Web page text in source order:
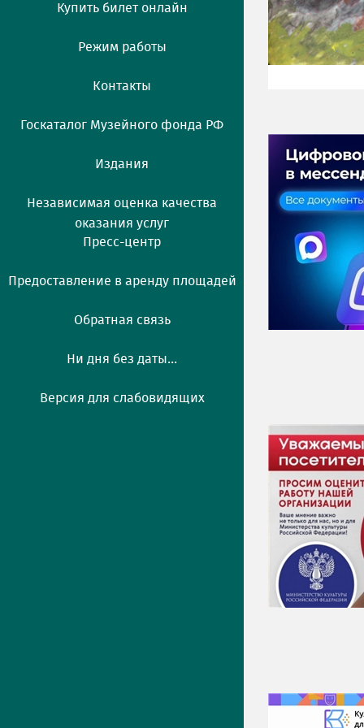
Купить билет онлайн
Режим работы
Контакты
Госкаталог Музейного фонда РФ
Издания
Независимая оценка качества
оказания услуг
Пресс-центр
Предоставление в аренду площадей
Обратная связь
Ни дня без даты...
Версия для слабовидящих